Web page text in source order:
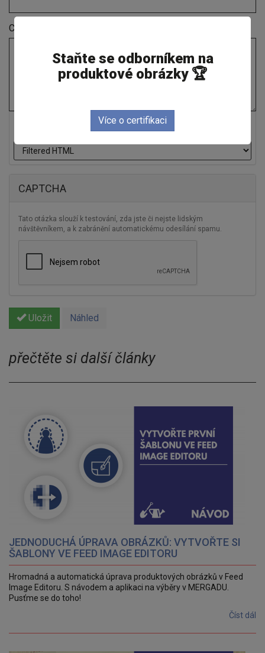
Comment
Více informací o formátech textů
CAPTCHA
Tato otázka slouží k testování, zda jste či nejste lidským
návštěvníkem, a k zabránění automatickému odesílání spamu.
Uložit Náhled
přečtěte si další články
JEDNODUCHÁ ÚPRAVA OBRÁZKŮ: VYTVOŘTE SI
ŠABLONY VE FEED IMAGE EDITORU
Hromadná a automatická úprava produktových obrázků v Feed
Image Editoru. S návodem a aplikaci na výběry v MERGADU.
Pusťme se do toho!
Číst dál
Staňte se odborníkem na
produktové obrázky 🏆
Více o certifikaci